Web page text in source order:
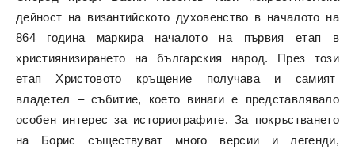
дейност на византийското духовенство в началото на
864 година маркира началото на първия етап в
християнизирането на българския народ. През този
етап Христовото кръщение получава и самият
владетел – събитие, което винаги е представлявало
особен интерес за историографите. За покръстването
на Борис съществуват много версии и легенди,